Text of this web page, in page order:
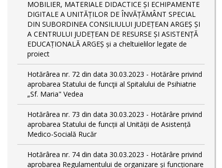
MOBILIER, MATERIALE DIDACTICE ȘI ECHIPAMENTE
DIGITALE A UNITĂȚILOR DE ÎNVĂȚĂMÂNT SPECIAL
DIN SUBORDINEA CONSILIULUI JUDEȚEAN ARGEȘ ȘI
A CENTRULUI JUDEȚEAN DE RESURSE ȘI ASISTENȚĂ
EDUCAȚIONALĂ ARGEȘ și a cheltuielilor legate de
proiect
Hotărârea nr. 72 din data 30.03.2023 - Hotărâre privind
aprobarea Statului de funcţii al Spitalului de Psihiatrie
„Sf. Maria" Vedea
Hotărârea nr. 73 din data 30.03.2023 - Hotărâre privind
aprobarea Statului de funcții al Unității de Asistență
Medico-Socială Rucăr
Hotărârea nr. 74 din data 30.03.2023 - Hotărâre privind
aprobarea Regulamentului de organizare și funcționare